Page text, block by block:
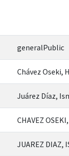
generalPublic
Chávez Oseki,
Juárez Díaz,
CHAVEZ
JUAREZ DIAZ,